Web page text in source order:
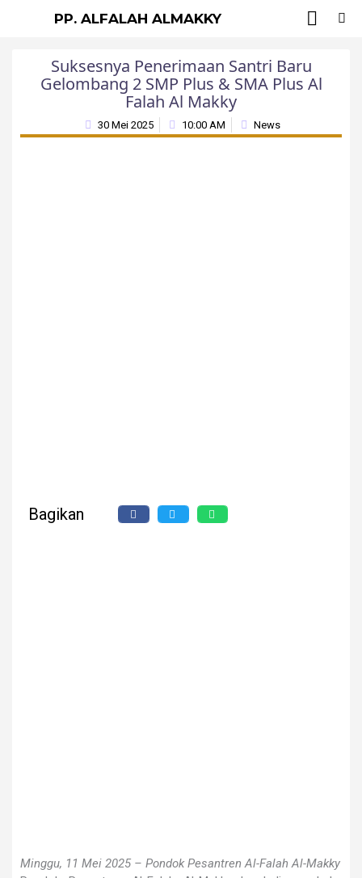
PP. ALFALAH ALMAKKY
Suksesnya Penerimaan Santri Baru
Gelombang 2 SMP Plus & SMA Plus Al
Falah Al Makky
30 Mei 2025 10:00 AM News
Bagikan
Minggu, 11 Mei 2025 – Pondok Pesantren Al-Falah Al-Makky